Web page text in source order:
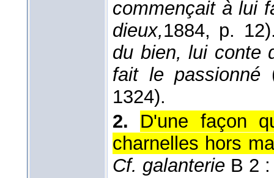
commençait à lui
dieux,1884, p.
du bien, lui conte
fait le passionné
1324).
2.
D'une façon
charnelles hors
Cf. galanterie B 2 :